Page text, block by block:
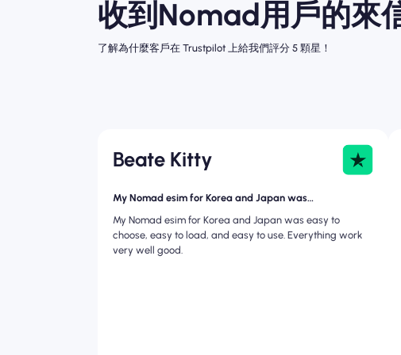
收到Nomad用戶的來
了解為什麼客戶在 Trustpilot 上給我們評分 5 顆星！
Beate Kitty
My Nomad esim for Korea and Japan was…
My Nomad esim for Korea and Japan was easy to
choose, easy to load, and easy to use. Everything work
very well good.